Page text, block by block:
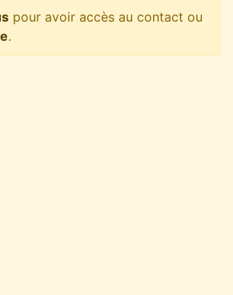
pour avoir accès au contact ou
.